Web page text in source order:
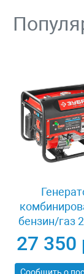
бензин/газ
Зубр ЗЭСГ-
27 350